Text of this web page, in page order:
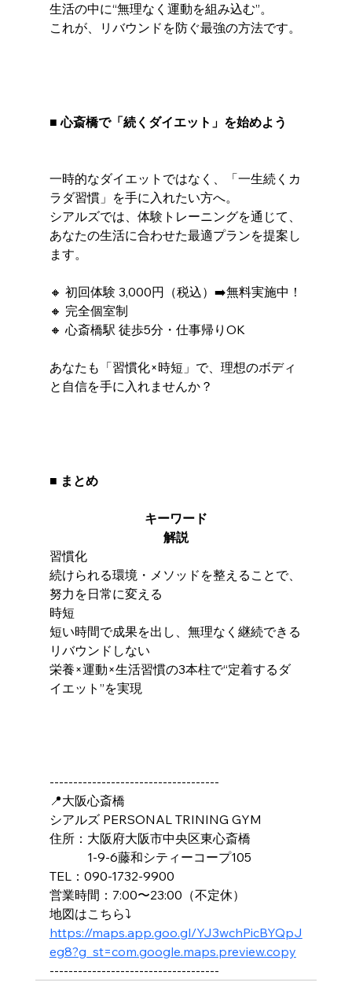
生活の中に“無理なく運動を組み込む”。
これが、リバウンドを防ぐ最強の方法です。
■ 心斎橋で「続くダイエット」を始めよう
一時的なダイエットではなく、「一生続くカ
ラダ習慣」を手に入れたい方へ。
シアルズでは、体験トレーニングを通じて、
あなたの生活に合わせた最適プランを提案し
ます。
🔸 初回体験 3,000円（税込）➡️無料実施中！
🔸 完全個室制
🔸 心斎橋駅 徒歩5分・仕事帰りOK
あなたも「習慣化×時短」で、理想のボディ
と自信を手に入れませんか？
■ まとめ
キーワード
解説
習慣化
続けられる環境・メソッドを整えることで、
努力を日常に変える
時短
短い時間で成果を出し、無理なく継続できる
リバウンドしない
栄養×運動×生活習慣の3本柱で“定着するダ
イエット”を実現
------------------------------------
📍大阪心斎橋
シアルズ PERSONAL TRINING GYM
住所：大阪府大阪市中央区東心斎橋
1-9-6藤和シティーコープ105
TEL：090-1732-9900
営業時間：7:00〜23:00（不定休）
地図はこちら⤵️
https://maps.app.goo.gl/YJ3wchPicBYQpJ
eg8?g_st=com.google.maps.preview.copy
------------------------------------